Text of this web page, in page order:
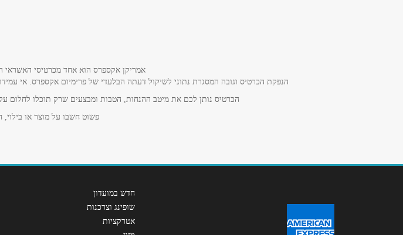
אמריקן אקספרס הוא אחד מכרטיסי האשראי
הנפקת הכרטיס וגובה המסגרת נתוני לשיקול דעתה הבלעדי של פרימיום אקספרס. אי
הכרטיס נותן לכם את מיטב ההנחות, הטבות ומבצעים שרק תוכלו לחלום
פשוט חשבו על מוצר או
חדש במועדון
שופינג וצרכנות
אטרקציות